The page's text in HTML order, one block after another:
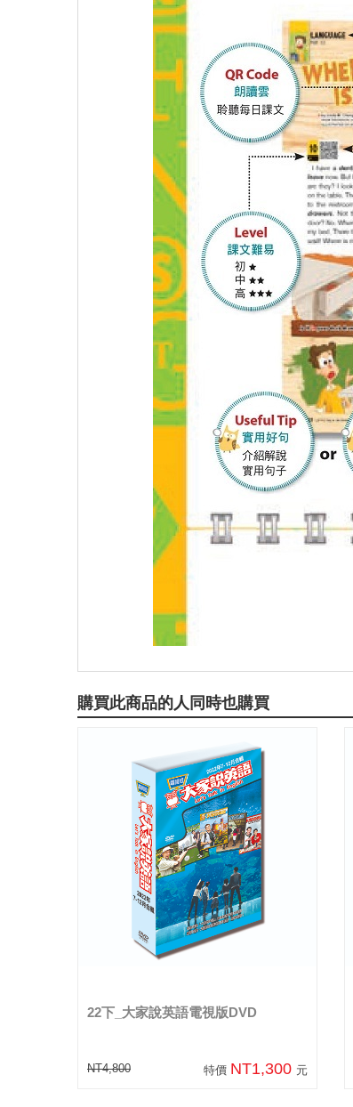
購買此商品的人同時也購買
22下_大家說英語電視版DVD
NT4,800 特價 NT1,300 元